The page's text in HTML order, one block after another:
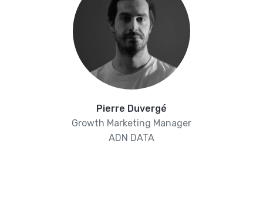
Pierre Duvergé
Growth Marketing Manager
ADN DATA